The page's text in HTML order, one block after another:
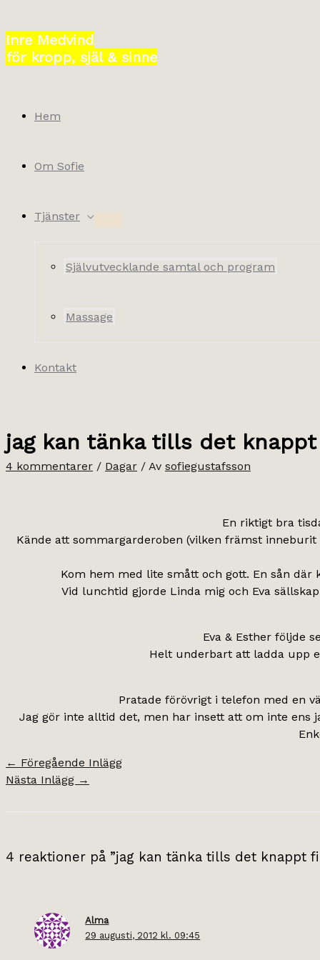
till
innehåll
Inre Medvind
för kropp, själ & sinne
Hem
Om Sofie
Tjänster
Självutvecklande samtal och program
Massage
Kontakt
jag kan tänka tills det
4 kommentarer / Dagar / Av sofiegustafsson
En riktigt bra
Kände att sommargarderoben (vilken främst
Kom hem med lite smått och gott. En sån
Vid lunchtid gjorde Linda mig och Eva
Eva & Esther följde
Helt underbart att ladda upp
Pratade förövrigt i telefon med en
Jag gör inte alltid det, men har insett att om inte ens
← Föregående Inlägg
Nästa Inlägg →
4 reaktioner på ”jag kan tänka tills det knappt
Alma
29 augusti, 2012 kl. 09:45